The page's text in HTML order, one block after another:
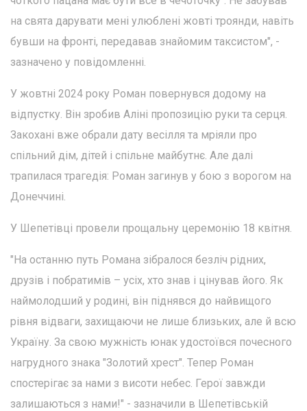
на свята дарувати мені улюблені жовті троянди, навіть
бувши на фронті, передавав знайомим таксистом", -
зазначено у повідомленні.
У жовтні 2024 року Роман повернувся додому на
відпустку. Він зробив Аліні пропозицію руки та серця.
Закохані вже обрали дату весілля та мріяли про
спільний дім, дітей і спільне майбутнє. Але далі
трапилася трагедія: Роман загинув у бою з ворогом на
Донеччині.
У Шепетівці провели прощальну церемонію 18 квітня.
"На останню путь Романа зібралося безліч рідних,
друзів і побратимів – усіх, хто знав і цінував його. Як
наймолодший у родині, він піднявся до найвищого
рівня відваги, захищаючи не лише близьких, але й всю
Україну. За свою мужність юнак удостоївся почесного
нагрудного знака "Золотий хрест". Тепер Роман
спостерігає за нами з висоти небес. Герої завжди
залишаються з нами!" - зазначили в Шепетівській